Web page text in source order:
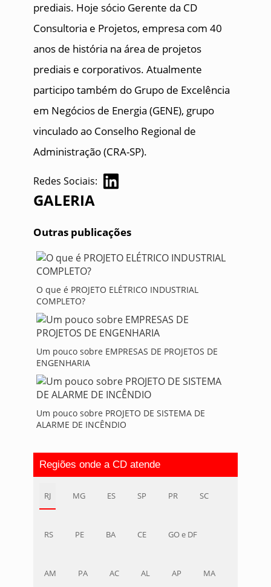
prediais. Hoje sócio Gerente da CD
Consultoria e Projetos, empresa com 40
anos de história na área de projetos
prediais e corporativos. Atualmente
participo também do Grupo de Excelência
em Negócios de Energia (GENE), grupo
vinculado ao Conselho Regional de
Administração (CRA-SP).
Redes Sociais:
GALERIA
Outras publicações
O que é PROJETO ELÉTRICO INDUSTRIAL
COMPLETO?
Um pouco sobre EMPRESAS DE PROJETOS DE
ENGENHARIA
Um pouco sobre PROJETO DE SISTEMA DE
ALARME DE INCÊNDIO
Regiões onde a CD atende
RJ MG ES SP PR SC
RS PE BA CE GO e DF
AM PA AC AL AP MA